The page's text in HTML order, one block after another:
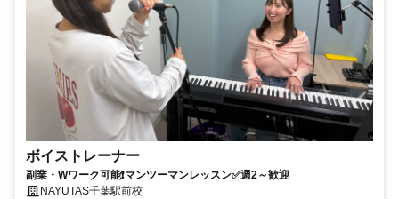
ボイストレーナー
副業・Wワーク可能❗マンツーマンレッスン✅週2～歓迎
NAYUTAS千葉駅前校